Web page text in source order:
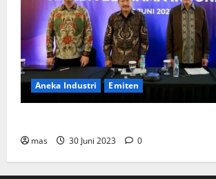
Aneka Industri Emiten
mas 30 Juni 2023 0